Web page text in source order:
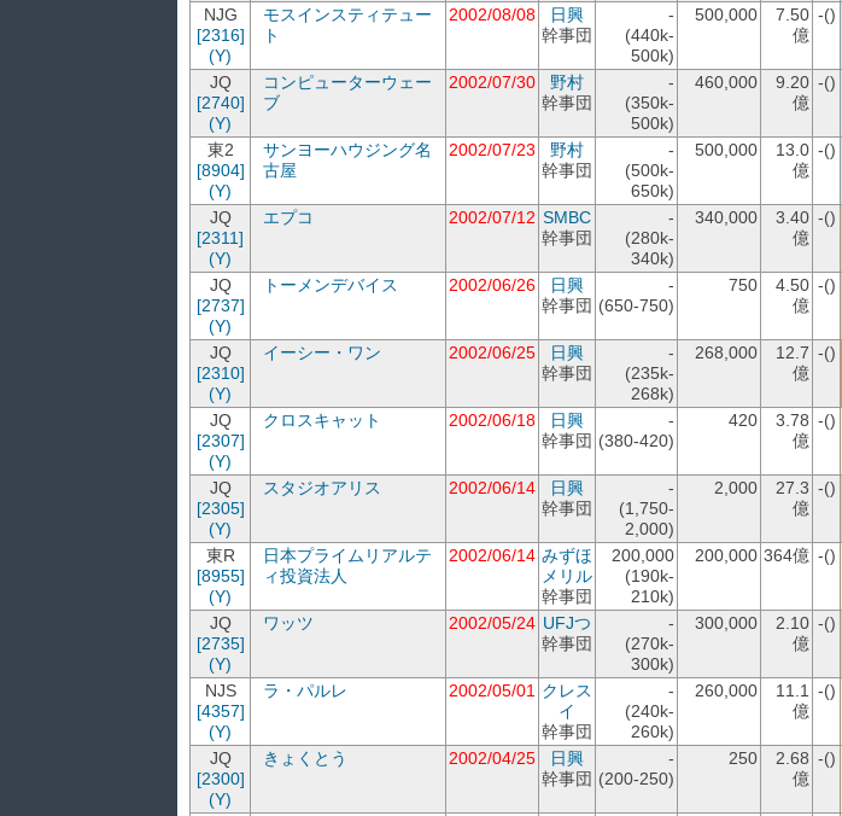
NJG
[2316]
(Y)
モスインスティテュー
ト
2002/08/08
日興
幹事団
-
(440k-
500k)
500,000
7.50
億
-()
JQ
[2740]
(Y)
コンピューターウェー
ブ
2002/07/30
野村
幹事団
-
(350k-
500k)
460,000
9.20
億
-()
東2
[8904]
(Y)
サンヨーハウジング名
古屋
2002/07/23
野村
幹事団
-
(500k-
650k)
500,000
13.0
億
-()
JQ
[2311]
(Y)
エプコ 2002/07/12 SMBC
幹事団
-
(280k-
340k)
340,000
3.40
億
-()
JQ
[2737]
(Y)
トーメンデバイス 2002/06/26
日興
幹事団
-
(650-750)
750
4.50
億
-()
JQ
[2310]
(Y)
イーシー・ワン 2002/06/25
日興
幹事団
-
(235k-
268k)
268,000
12.7
億
-()
JQ
[2307]
(Y)
クロスキャット 2002/06/18
日興
幹事団
-
(380-420)
420
3.78
億
-()
JQ
[2305]
(Y)
スタジオアリス 2002/06/14
日興
幹事団
-
(1,750-
2,000)
2,000
27.3
億
-()
東R
[8955]
(Y)
日本プライムリアルテ
ィ投資法人
2002/06/14 みずほ
メリル
幹事団
200,000
(190k-
210k)
200,000 364億 -()
JQ
[2735]
(Y)
ワッツ 2002/05/24 UFJつ
幹事団
-
(270k-
300k)
300,000
2.10
億
-()
NJS
[4357]
(Y)
ラ・パルレ 2002/05/01 クレス
イ
幹事団
-
(240k-
260k)
260,000
11.1
億
-()
JQ
[2300]
(Y)
きょくとう 2002/04/25
日興
幹事団
-
(200-250)
250
2.68
億
-()